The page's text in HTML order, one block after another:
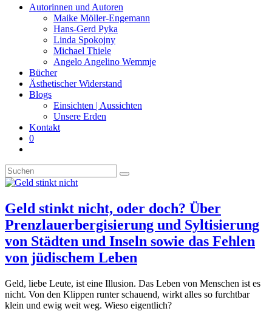
close
the
search
Autorinnen und Autoren
Maike Möller-Engemann
Hans-Gerd Pyka
Linda Spokojny
Michael Thiele
Angelo Angelino Wemmje
Bücher
Ästhetischer Widerstand
Blogs
Einsichten | Aussichten
Unsere Erden
Kontakt
0
umschalten
Diese
Website
Geld stinkt nicht, oder doch? Über
Prenzlauerbergisierung und Syltisierung
von Städten und Inseln sowie das Fehlen
von jüdischem Leben
Geld, liebe Leute, ist eine Illusion. Das Leben von Menschen ist es
nicht. Von den Klippen runter schauend, wirkt alles so furchtbar
klein und ewig weit weg. Wieso eigentlich?